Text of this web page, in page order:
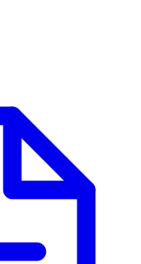
per dag. En
storlek mellan 2 dagar
sugtabletter per dag.
redan efter 2
långvarig smak
i minst 3 månader.
För att maximera
att inte underdosera.